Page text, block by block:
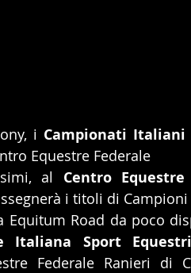
i Campionati Italiani
Equestre Federale
al Centro
i titoli di Campioni
Equitum Road da poco
Italiana Sport Equestri
Federale Ranieri di